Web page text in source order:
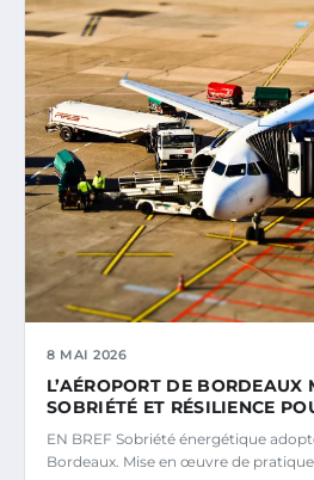
8 MAI 2026
L’AÉROPORT DE BORDEAUX
SOBRIÉTÉ ET RÉSILIENCE
EN BREF Sobriété énergétique
Bordeaux. Mise en œuvre de